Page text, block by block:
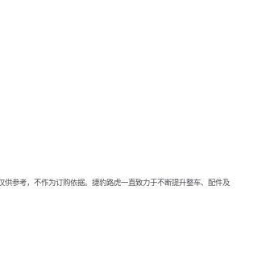
参考，不作为订购依据。捷豹路虎一直致力于不断提升整车、配件及